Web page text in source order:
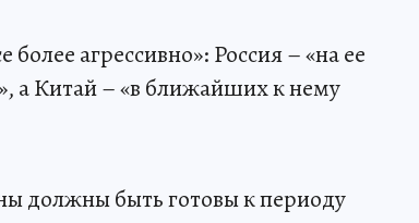
более агрессивно»: Россия – «на ее
а Китай – «в ближайших к нему
должны быть готовы к периоду